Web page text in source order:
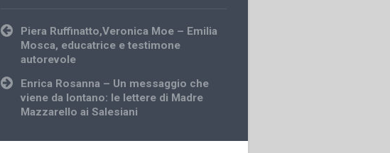
Post
navigation
Piera Ruffinatto,Veronica Moe – Emilia
Mosca, educatrice e testimone
autorevole
Enrica Rosanna – Un messaggio che
viene da lontano: le lettere di Madre
Mazzarello ai Salesiani